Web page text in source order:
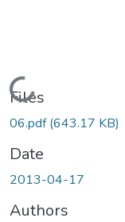
Loading...
Files
06.pdf(643.17 KB)
Date
2013-04-17
Authors